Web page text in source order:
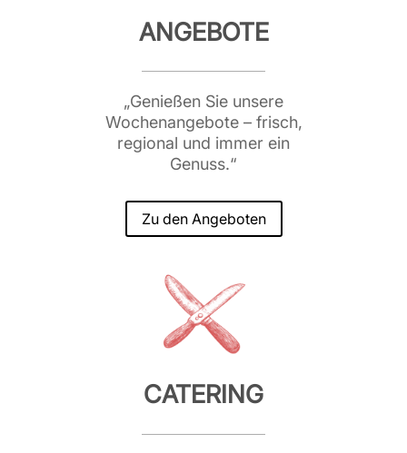
ANGEBOTE
„Genießen Sie unsere
Wochenangebote – frisch,
regional und immer ein
Genuss.“
Zu den Angeboten
CATERING